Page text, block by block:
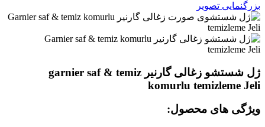
بزرگنمایی تصویر
ژل شستشو زغالی گارنیر garnier saf & temiz
komurlu temizleme Jeli
ویژگی های محصول: